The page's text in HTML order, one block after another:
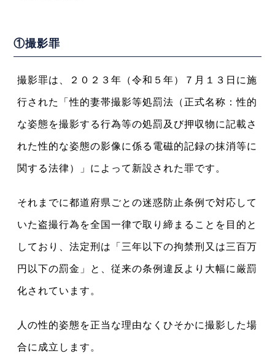
①撮影罪
撮影罪は、２０２３年（令和５年）７月１３日に施
行された「性的妻帯撮影等処罰法（正式名称：性的
な姿態を撮影する行為等の処罰及び押収物に記載さ
れた性的な姿態の影像に係る電磁的記録の抹消等に
関する法律）」によって新設された罪です。
それまでに都道府県ごとの迷惑防止条例で対応して
いた盗撮行為を全国一律で取り締まることを目的と
しており、法定刑は「三年以下の拘禁刑又は三百万
円以下の罰金」と、従来の条例違反より大幅に厳罰
化されています。
人の性的姿態を正当な理由なくひそかに撮影した場
合に成立します。